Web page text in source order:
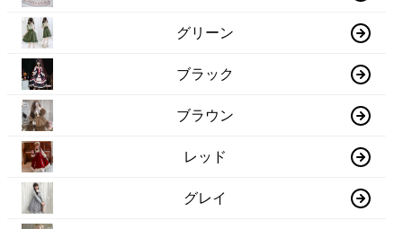
グリーン
ブラック
ブラウン
レッド
グレイ